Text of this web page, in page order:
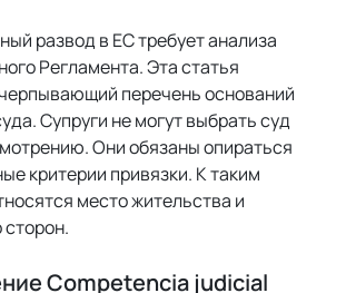
развод в ЕС требует анализа
Регламента. Эта статья
перечень оснований
Супруги не могут выбрать суд
Они обязаны опираться
критерии привязки. К таким
место жительства и
Competencia judicial